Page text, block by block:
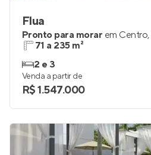
Flua
Pronto para morar em Centro,
71 a 235 m²
2 e 3
Venda a partir de
R$ 1.547.000